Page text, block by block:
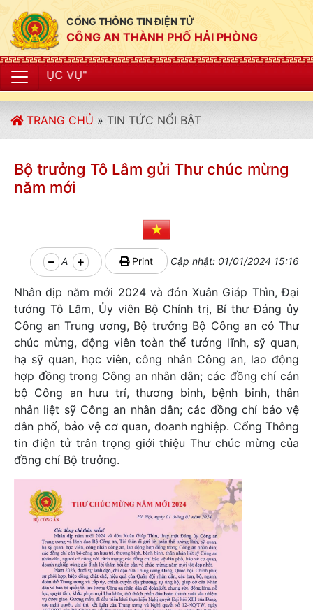
CỔNG THÔNG TIN ĐIỆN TỬ
CÔNG AN THÀNH PHỐ HẢI PHÒNG
TRANG CHỦ » TIN TỨC NỔI BẬT
Bộ trưởng Tô Lâm gửi Thư chúc mừng
năm mới
A Print Cập nhật: 01/01/2024 15:16
Nhân dịp năm mới 2024 và đón Xuân Giáp Thìn, Đại
tướng Tô Lâm, Ủy viên Bộ Chính trị, Bí thư Đảng ủy
Công an Trung ương, Bộ trưởng Bộ Công an có Thư
chúc mừng, động viên toàn thể tướng lĩnh, sỹ quan,
hạ sỹ quan, học viên, công nhân Công an, lao động
hợp đồng trong Công an nhân dân; các đồng chí cán
bộ Công an hưu trí, thương binh, bệnh binh, thân
nhân liệt sỹ Công an nhân dân; các đồng chí bảo vệ
dân phố, bảo vệ cơ quan, doanh nghiệp. Cổng Thông
tin điện tử trân trọng giới thiệu Thư chúc mừng của
đồng chí Bộ trưởng.